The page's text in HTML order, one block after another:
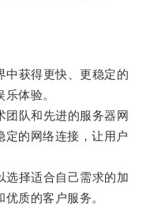
获得更快、更稳定的
体验。
队和先进的服务器网
定的网络连接，让用户
择适合自己需求的加
质的客户服务。